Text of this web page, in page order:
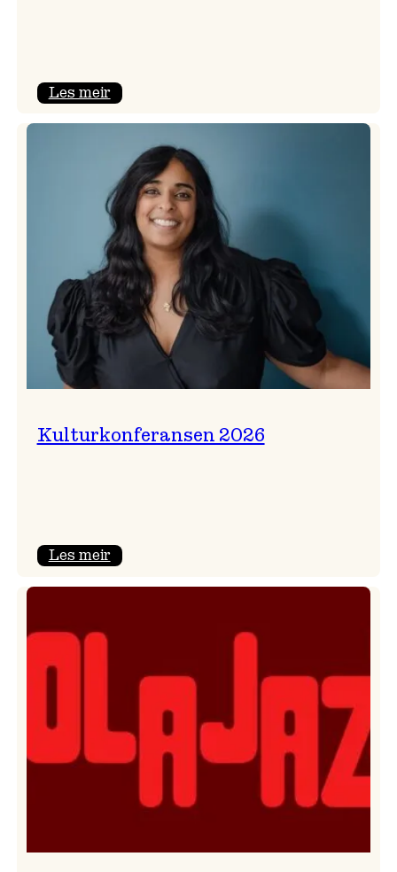
Les meir:
tilbake!
Kulturkonferansen 2026
Les meir: